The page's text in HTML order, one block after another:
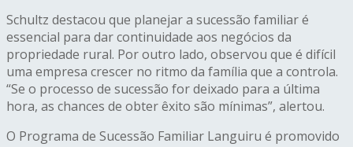
Schultz destacou que planejar a sucessão familiar é
essencial para dar continuidade aos negócios da
propriedade rural. Por outro lado, observou que é difícil
uma empresa crescer no ritmo da família que a controla.
“Se o processo de sucessão for deixado para a última
hora, as chances de obter êxito são mínimas”, alertou.
O Programa de Sucessão Familiar Languiru é promovido